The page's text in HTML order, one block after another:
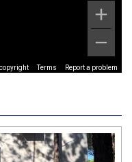
Terms Report a problem